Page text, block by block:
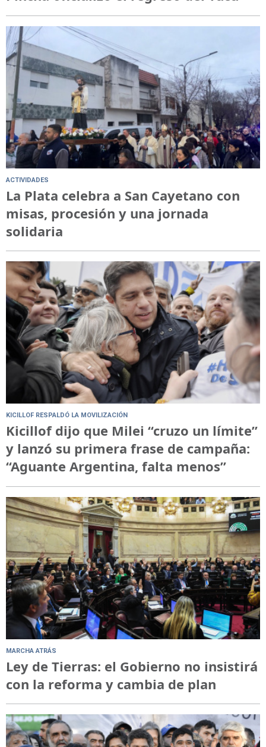
ACTIVIDADES
La Plata celebra a San Cayetano con
misas, procesión y una jornada
solidaria
KICILLOF RESPALDÓ LA MOVILIZACIÓN
Kicillof dijo que Milei “cruzo un límite”
y lanzó su primera frase de campaña:
“Aguante Argentina, falta menos”
MARCHA ATRÁS
Ley de Tierras: el Gobierno no insistirá
con la reforma y cambia de plan